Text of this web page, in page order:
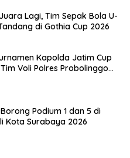
Lagi, Tim Sepak Bola U-
di Gothia Cup 2026
Kapolda Jatim Cup
Voli Polres Probolinggo
Podium 1 dan 5 di
Kota Surabaya 2026